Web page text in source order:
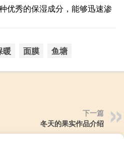
优秀的保湿成分，能够迅速渗
暖 面膜 鱼塘
下一篇
冬天的果实作品介绍